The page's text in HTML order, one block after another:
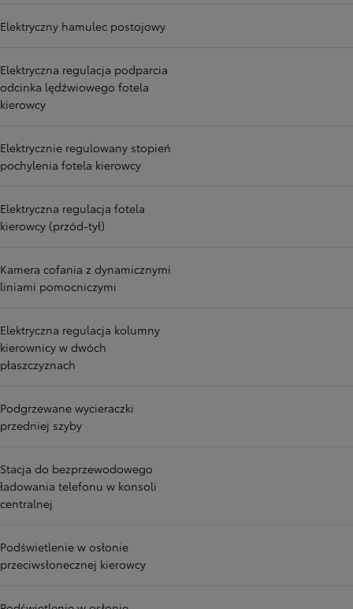
Elektryczny hamulec postojowy
Elektryczna regulacja podparcia
odcinka lędźwiowego fotela
kierowcy
Elektrycznie regulowany stopień
pochylenia fotela kierowcy
Elektryczna regulacja fotela
kierowcy (przód-tył)
Kamera cofania z dynamicznymi
liniami pomocniczymi
Elektryczna regulacja kolumny
kierownicy w dwóch
płaszczyznach
Podgrzewane wycieraczki
przedniej szyby
Stacja do bezprzewodowego
ładowania telefonu w konsoli
centralnej
Podświetlenie w osłonie
przeciwsłonecznej kierowcy